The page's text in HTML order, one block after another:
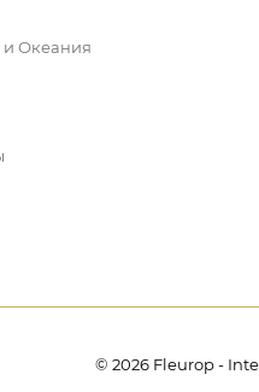
и Океания
© 2026 Fleurop -